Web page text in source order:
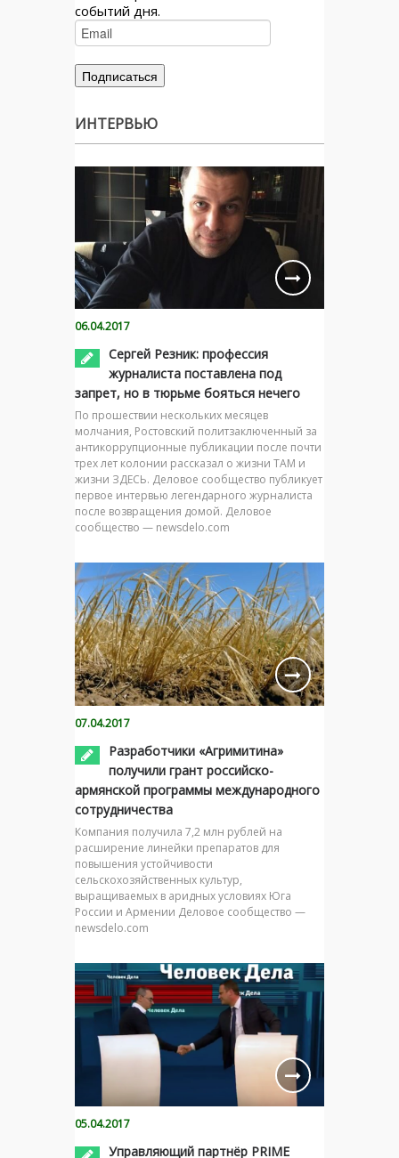
событий дня.
ИНТЕРВЬЮ
06.04.2017
Сергей Резник: профессия
журналиста поставлена под
запрет, но в тюрьме бояться нечего
По прошествии нескольких месяцев
молчания, Ростовский политзаключенный за
антикоррупционные публикации после почти
трех лет колонии рассказал о жизни ТАМ и
жизни ЗДЕСЬ. Деловое сообщество публикует
первое интервью легендарного журналиста
после возвращения домой. Деловое
сообщество — newsdelo.com
07.04.2017
Разработчики «Агримитина»
получили грант российско-
армянской программы международного
сотрудничества
Компания получила 7,2 млн рублей на
расширение линейки препаратов для
повышения устойчивости
сельскохозяйственных культур,
выращиваемых в аридных условиях Юга
России и Армении Деловое сообщество —
newsdelo.com
05.04.2017
Управляющий партнёр PRIME